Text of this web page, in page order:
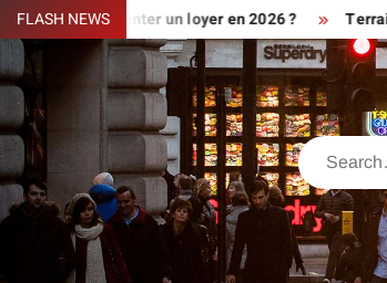
Skip
to
content
FLASH NEWS
augmenter un loyer en 2026 ? Terrain
Search